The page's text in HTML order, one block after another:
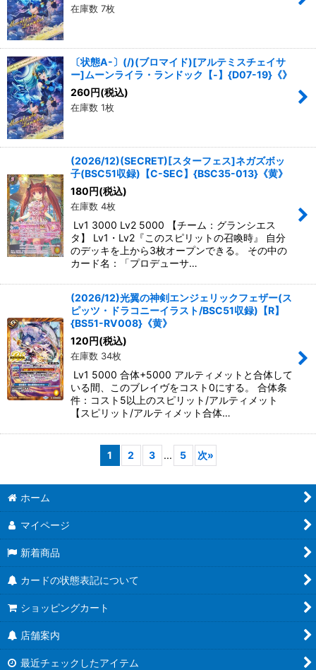
在庫数 7枚
〔状態A-〕(/)(ブロマイド)[アルテミスチェイサ
ー]ムーンライラ・ランドック【-】{D07-19}《》
260円(税込)
在庫数 1枚
(2026/12)(SECRET)[スターフェス]ネガズボッ
子(BSC51収録)【C-SEC】{BSC35-013}《黄》
180円(税込)
在庫数 4枚
Lv1 3000 Lv2 5000 【チーム：グランシエス
タ】 Lv1・Lv2『このスピリットの召喚時』 自分
のデッキを上から3枚オープンできる。 その中の
カード名：「プロデューサ…
(2026/12)光翼の神剣エンジェリックフェザー(ス
ピッツ・ドラコニーイラスト/BSC51収録)【R】
{BS51-RV008}《黄》
120円(税込)
在庫数 34枚
Lv1 5000 合体+5000 アルティメットと合体して
いる間、このブレイヴをコスト0にする。 合体条
件：コスト5以上のスピリット/アルティメット
【スピリット/アルティメット合体…
1 2 3 ... 5 次»
ホーム
マイページ
新着商品
カードの状態表記について
ショッピングカート
店舗案内
最近チェックしたアイテム